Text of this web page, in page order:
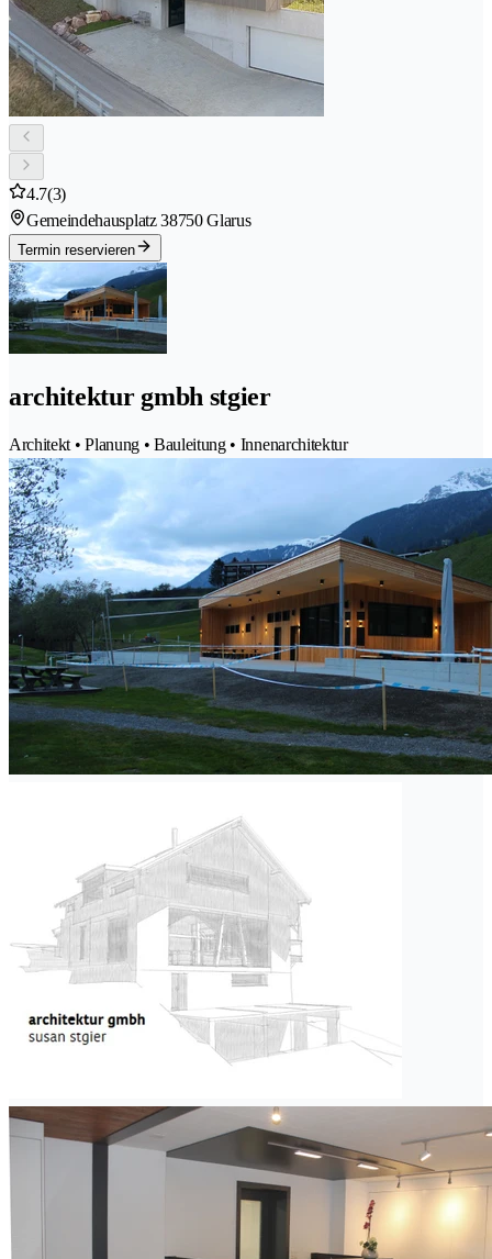
4.7(3)
Gemeindehausplatz 38750 Glarus
Termin reservieren
architektur gmbh stgier
Architekt • Planung • Bauleitung • Innenarchitektur